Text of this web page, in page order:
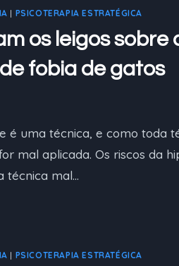
| PSICOTERAPIA ESTRATÉGICA
os leigos sobre
fobia de gatos
é uma técnica, e como toda
mal aplicada. Os riscos da
técnica mal…
| PSICOTERAPIA ESTRATÉGICA